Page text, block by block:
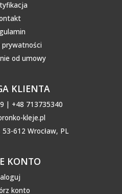
prywatności
od umowy
KLIENTA
| +48 713735340
kleje.pl
612 Wrocław, PL
KONTO
konto